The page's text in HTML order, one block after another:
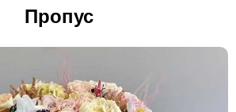
Пропус